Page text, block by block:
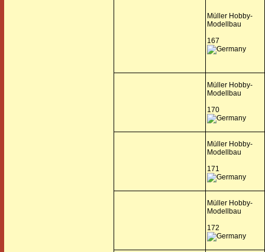
Müller Hobby-
Modellbau
167
Müller Hobby-
Modellbau
170
Müller Hobby-
Modellbau
171
Müller Hobby-
Modellbau
172